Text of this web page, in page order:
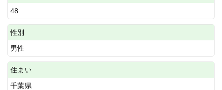
48
性別
男性
住まい
千葉県